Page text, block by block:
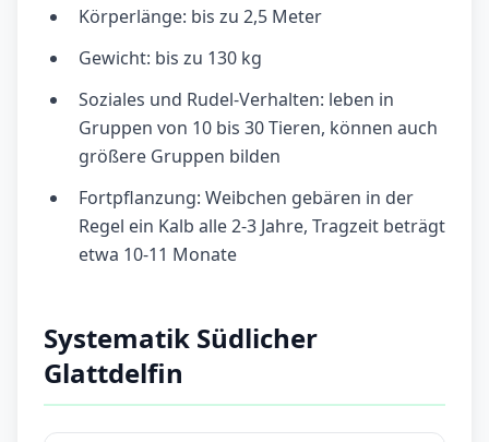
Körperlänge: bis zu 2,5 Meter
Gewicht: bis zu 130 kg
Soziales und Rudel-Verhalten: leben in
Gruppen von 10 bis 30 Tieren, können auch
größere Gruppen bilden
Fortpflanzung: Weibchen gebären in der
Regel ein Kalb alle 2-3 Jahre, Tragzeit beträgt
etwa 10-11 Monate
Systematik Südlicher
Glattdelfin